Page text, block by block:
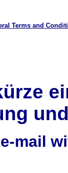
Terms and
mail